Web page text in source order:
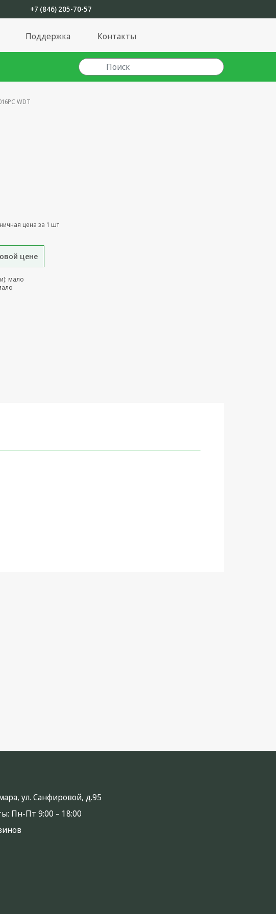
+7 (846) 205-70-57
Поддержка Контакты
WDT
цена за 1 шт
цене
мало
ул. Санфировой, д.95
Пн-Пт 9:00 – 18:00